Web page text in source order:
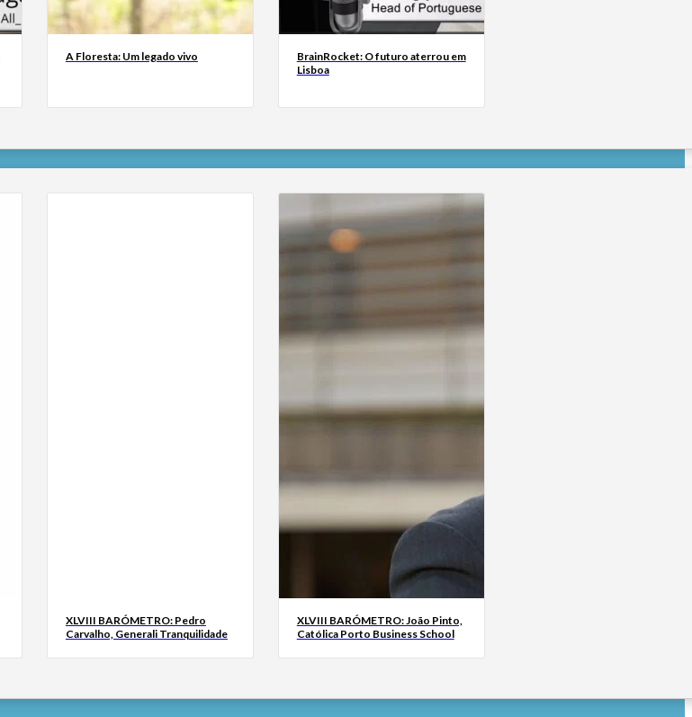
A Floresta: Um legado vivo
BrainRocket: O futuro aterrou em
Lisboa
XLVIII BARÓMETRO: Pedro
Carvalho, Generali Tranquilidade
XLVIII BARÓMETRO: João Pinto,
Católica Porto Business School